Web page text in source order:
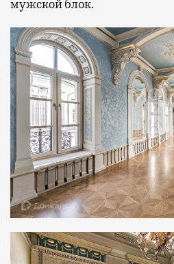
мужской блок.